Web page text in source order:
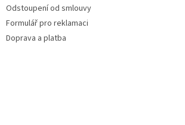
Odstoupení od smlouvy
Formulář pro reklamaci
Doprava a platba